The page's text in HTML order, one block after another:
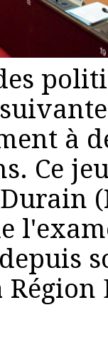
à
Ce